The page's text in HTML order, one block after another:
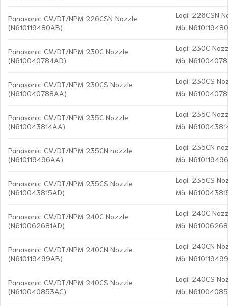
Panasonic CM/DT/NPM 226CSN Nozzle
(N610119480AB)
Loại: 226CSN
Mã:
Panasonic CM/DT/NPM 230C Nozzle
(N610040784AD)
Loại: 230C
Mã:
Panasonic CM/DT/NPM 230CS Nozzle
(N610040788AA)
Loại: 230CS
Mã:
Panasonic CM/DT/NPM 235C Nozzle
(N610043814AA)
Loại: 235C
Mã:
Panasonic CM/DT/NPM 235CN nozzle
(N610119496AA)
Loại: 235CN
Mã:
Panasonic CM/DT/NPM 235CS Nozzle
(N610043815AD)
Loại: 235CS
Mã:
Panasonic CM/DT/NPM 240C Nozzle
(N610062681AD)
Loại: 240C
Mã:
Panasonic CM/DT/NPM 240CN Nozzle
(N610119499AB)
Loại: 240CN
Mã:
Panasonic CM/DT/NPM 240CS Nozzle
(N610040853AC)
Loại: 240CS
Mã: